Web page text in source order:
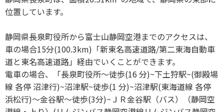
位置しています。
静岡県長泉町役所から富士山静岡空港までのアクセスは、
車の場合15分(100.3km)「新東名高速道路/第二東海自動車
道と東名高速道路」経由でいくことができます。
電車の場合、「長泉町役所〜徒歩(16 分)~下土狩駅~(御殿場
線 各停 沼津行)~沼津駅~徒歩(1 分)~沼津駅(東海道線 各停
浜松行)〜金谷駅〜徒歩(3分)~ＪＲ金谷駅（バス）（静岡空